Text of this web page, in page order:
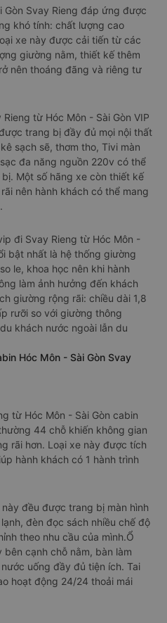
Gòn Svay Rieng đáp ứng được
khó tính: chất lượng cao
xe này được cải tiến từ các
giường nằm, thiết kế thêm
nên thoáng đãng và riêng tư
từ Hóc Môn - Sài Gòn VIP
trang bị đầy đủ mọi nội thất
sạch sẽ, thơm tho, Tivi màn
đa năng nguồn 220v có thể
Một số hãng xe còn thiết kế
nên hành khách có thể mang
đi Svay Rieng từ Hóc Môn -
bật nhất là hệ thống giường
le, khoa học nên khi hành
làm ảnh hưởng đến khách
giường rộng rãi: chiều dài 1,8
rưỡi so với giường thông
khách nước ngoài lẫn du
Hóc Môn - Sài Gòn Svay
từ Hóc Môn - Sài Gòn cabin
44 chỗ khiến không gian
rãi hơn. Loại xe này được tích
hành khách có 1 hành trình
đều được trang bị màn hình
đèn đọc sách nhiều chế độ
theo nhu cầu của mình.Ổ
cạnh chỗ nằm, bàn làm
uống đầy đủ tiện ích. Tai
hoạt động 24/24 thoải mái